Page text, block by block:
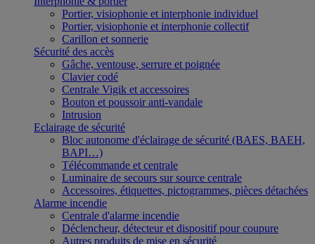
Portier, visiophonie et interphonie individuel
Portier, visiophonie et interphonie collectif
Carillon et sonnerie
Sécurité des accès
Gâche, ventouse, serrure et poignée
Clavier codé
Centrale Vigik et accessoires
Bouton et poussoir anti-vandale
Intrusion
Eclairage de sécurité
Bloc autonome d'éclairage de sécurité (BAES, BAEH,
BAPI…)
Télécommande et centrale
Luminaire de secours sur source centrale
Accessoires, étiquettes, pictogrammes, pièces détachées
Alarme incendie
Centrale d'alarme incendie
Déclencheur, détecteur et dispositif pour coupure
Autres produits de mise en sécurité